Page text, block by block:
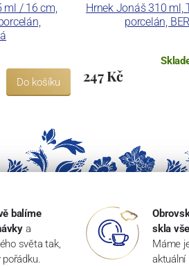
ml / 16 cm,
Do košíku
Hrnek Jonáš 310 ml,
porcelán,
247 Kč
balíme
a
světa tak,
pořádku.
skla
Máme
aktuální